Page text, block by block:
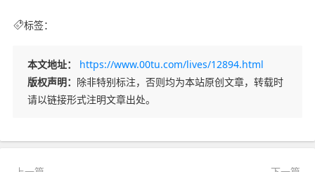
标签：
本文地址：
https://www.00tu.com/lives/12894.html
版权声明： 除非特别标注，否则均为本站原创文章，转载时
请以链接形式注明文章出处。